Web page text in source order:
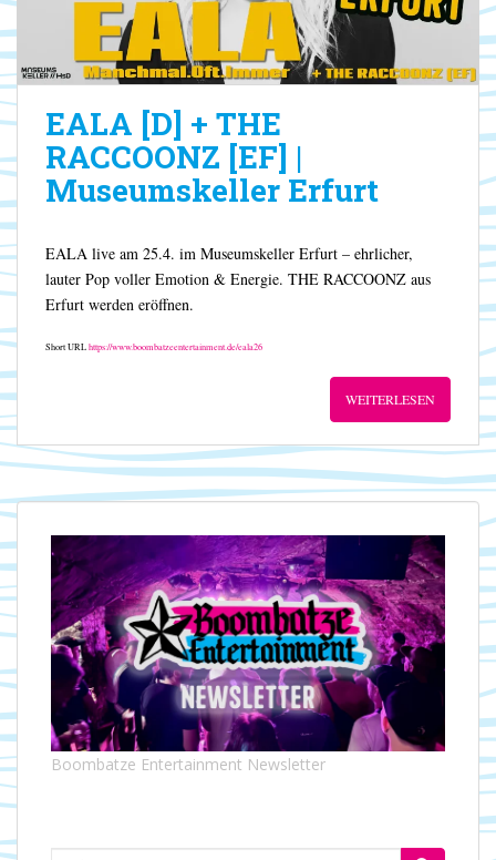
EALA [D] + THE
RACCOONZ [EF] |
Museumskeller Erfurt
EALA live am 25.4. im Museumskeller Erfurt – ehrlicher,
lauter Pop voller Emotion & Energie. THE RACCOONZ aus
Erfurt werden eröffnen.
Short URLhttps://www.boombatzeentertainment.de/eala26
WEITERLESEN
Boombatze Entertainment Newsletter